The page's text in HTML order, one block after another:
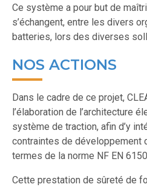
Ce système a pour but de
s’échangent, entre les divers
batteries, lors des diverses
NOS ACTIONS
Dans le cadre de ce projet,
l’élaboration de l’architecture
système de traction, afin d’y
contraintes de développement
termes de la norme NF EN
Cette prestation de sûreté de